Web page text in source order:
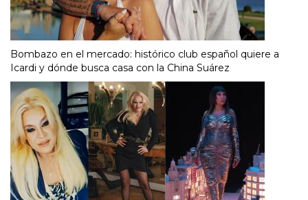
Bombazo en el mercado: histórico club español quiere a
Icardi y dónde busca casa con la China Suárez